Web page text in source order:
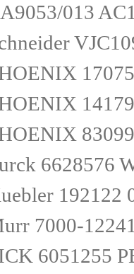
013
6628576
192122
7000-
6051255